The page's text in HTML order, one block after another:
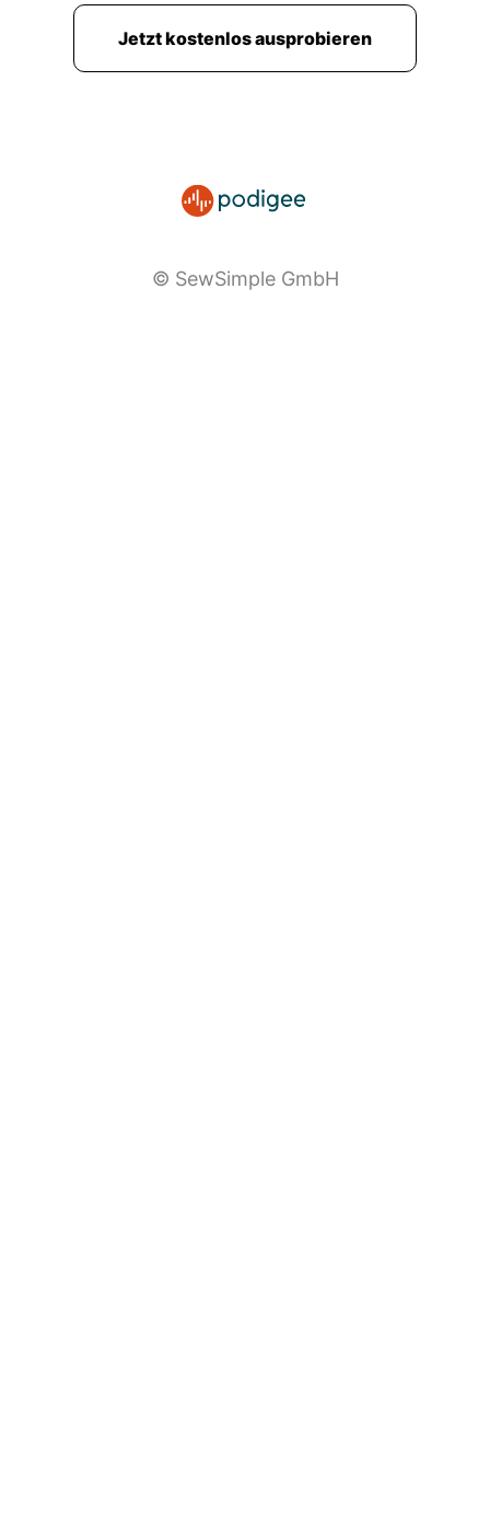
Jetzt kostenlos ausprobieren
© SewSimple GmbH